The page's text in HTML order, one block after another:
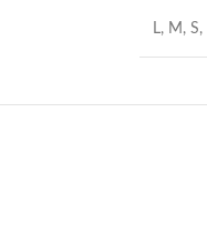
L, M , S,